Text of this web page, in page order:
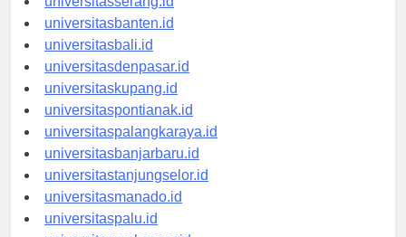
universitasserang.id
universitasbanten.id
universitasbali.id
universitasdenpasar.id
universitaskupang.id
universitaspontianak.id
universitaspalangkaraya.id
universitasbanjarbaru.id
universitastanjungselor.id
universitasmanado.id